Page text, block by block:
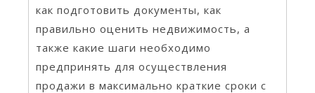
как подготовить документы, как
правильно оценить недвижимость, а
также какие шаги необходимо
предпринять для осуществления
продажи в максимально краткие сроки с